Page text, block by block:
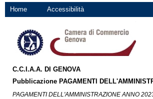
Home Accessibilità
C.C.I.A.A. DI GENOVA
Pubblicazione PAGAMENTI
PAGAMENTI DELL'AMMINISTRAZIONE ANNO